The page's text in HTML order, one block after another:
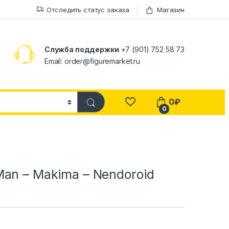
Отследить статус заказа Магазин
Служба поддержки +7 (901) 752 58 73
Email: order@figuremarket.ru
0
0₽
– Makima – Nendoroid